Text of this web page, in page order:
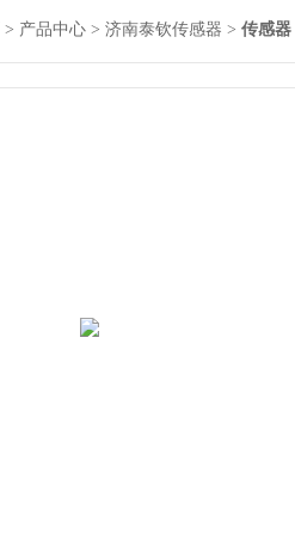
> 产品中心 > 济南泰钦传感器 > 传感器